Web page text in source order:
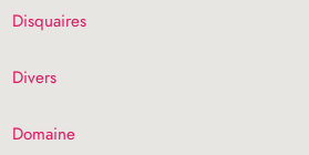
Disquaires
Divers
Domaine